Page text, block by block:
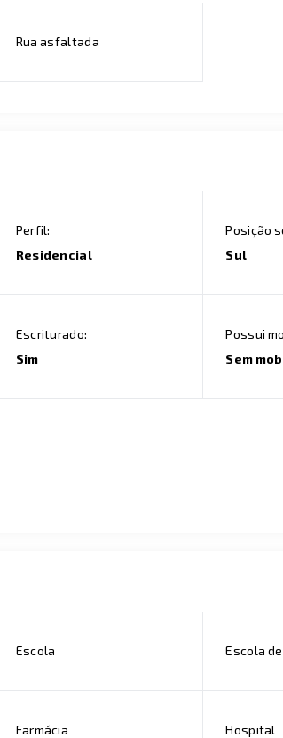
Rua asfaltada
Perfil:
Residencial
Posição
Sul
Escriturado:
Sim
Possui
Sem
Escola Escola
Farmácia Hospital